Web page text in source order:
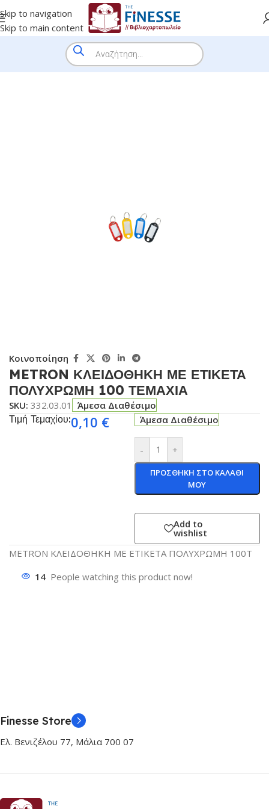
Skip to navigation
Skip to main content
BRANDS
Κοινοποίηση
METRON ΚΛΕΙΔΟΘΗΚΗ ΜΕ ΕΤΙΚΕΤΑ
ΠΟΛΥΧΡΩΜΗ 100 ΤΕΜΑΧΙΑ
SKU: 332.03.01
Άμεσα Διαθέσιμο
Τιμή Τεμαχίου:0,10 € Άμεσα Διαθέσιμο
- +
ΠΡΟΣΘΗΚΗ ΣΤΟ ΚΑΛΑΘΙ
ΜΟΥ
Add to
wishlist
METRON ΚΛΕΙΔΟΘΗΚΗ ΜΕ ΕΤΙΚΕΤΑ ΠΟΛΥΧΡΩΜΗ 100Τ
14 People watching this product now!
Finesse Store
Ελ. Βενιζέλου 77, Μάλια 700 07